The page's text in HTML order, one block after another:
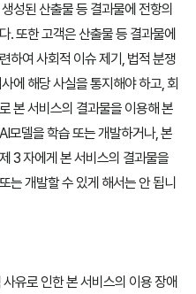
성된 산출물 등 결과물에 전항의
. 또한 고객은 산출물 등 결과물에
하여 사회적 이슈 제기, 법적 분쟁
에 해당 사실을 통지해야 하고, 회
본 서비스의 결과물을 이용해 본
모델을 학습 또는 개발하거나, 본
3 자에게 본 서비스의 결과물을
는 개발할 수 있게 해서는 안 됩니
유로 인한 본 서비스의 이용 장애